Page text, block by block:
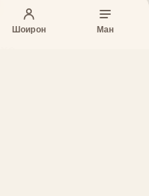
Шоирон Ман